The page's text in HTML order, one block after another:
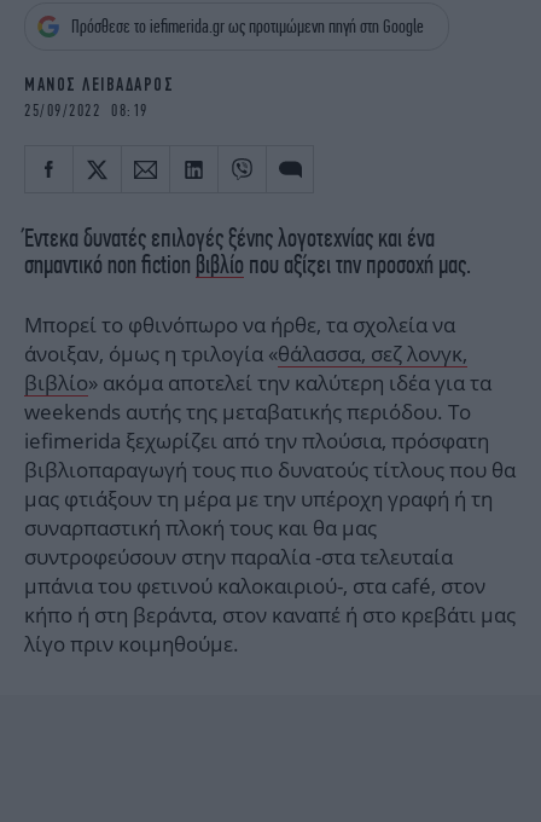
iBOOKS
MEDIA
Πρόσθεσε το iefimerida.gr ως προτιμώμενη πηγή στη Google
ΜΑΝΟΣ ΛΕΙΒΑΔΑΡΟΣ
25/09/2022 08:19
Έντεκα δυνατές επιλογές ξένης λογοτεχνίας και ένα
σημαντικό non fiction βιβλίο που αξίζει την προσοχή μας.
Μπορεί το φθινόπωρο να ήρθε, τα σχολεία να
άνοιξαν, όμως η τριλογία «θάλασσα, σεζ λονγκ,
βιβλίο» ακόμα αποτελεί την καλύτερη ιδέα για τα
weekends αυτής της μεταβατικής περιόδου. Το
iefimerida ξεχωρίζει από την πλούσια, πρόσφατη
βιβλιοπαραγωγή τους πιο δυνατούς τίτλους που θα
μας φτιάξουν τη μέρα με την υπέροχη γραφή ή τη
συναρπαστική πλοκή τους και θα μας
συντροφεύσουν στην παραλία -στα τελευταία
μπάνια του φετινού καλοκαιριού-, στα café, στον
κήπο ή στη βεράντα, στον καναπέ ή στο κρεβάτι μας
λίγο πριν κοιμηθούμε.